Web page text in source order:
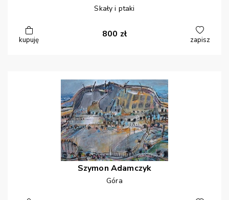
Skały i ptaki
kupuję
800 zł
zapisz
Szymon Adamczyk
Góra